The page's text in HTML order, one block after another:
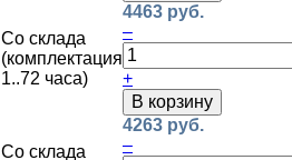
Со склада
(комплектация
1..72 часа)
4463 руб.
–
+
В корзину
Со склада
4263 руб.
–